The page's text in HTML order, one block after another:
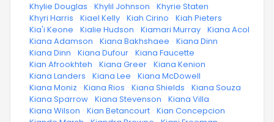
· Khylie Douglas · Khylil Johnson · Khyrie Staten
· Khyri Harris · Kiael Kelly · Kiah Cirino · Kiah Pieters
· Kia'i Keone · Kialie Hudson · Kiamari Murray · Kiana Acol
· Kiana Adamson · Kiana Bakhshaee · Kiana Dinn
· Kiana Dinn · Kiana Dufour · Kiana Faucette
· Kian Afrookhteh · Kiana Greer · Kiana Kenion
· Kiana Landers · Kiana Lee · Kiana McDowell
· Kiana Moniz · Kiana Rios · Kiana Shields · Kiana Souza
· Kiana Sparrow · Kiana Stevenson · Kiana Villa
· Kiana Wilson · Kian Betancourt · Kian Concepcion